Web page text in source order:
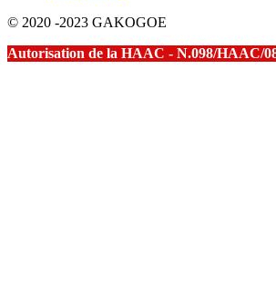
© 2020 -2023 GAKOGOE
Autorisation de la HAAC - N.098/HAAC/